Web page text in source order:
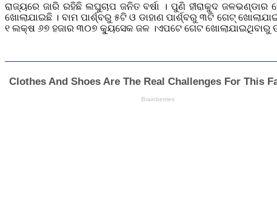
ରାଜ୍ୟରେ ଜାରି ରହିଛି ଲଘୁଚାପ ଜନିତ ବର୍ଷା । ପୁଣି ହୀରାକୁଦ
ଖୋଲାଯାଇଛି । ବାମ ପାର୍ଶ୍ବରୁ ୫ଟି ଓ ଡାହାଣ ପାର୍ଶ୍ବରୁ ୩ଟି ଗେଟ୍
୧ ଲକ୍ଷ ୬୭ ହଜାର ୩୦୭ କ୍ୟୁସେକ ଜଳ ।ଏପଟେ ଗେଟ ଖୋଲାଯାଇଥିବାରୁ